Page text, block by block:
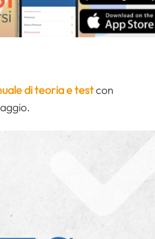
di teoria e testcon